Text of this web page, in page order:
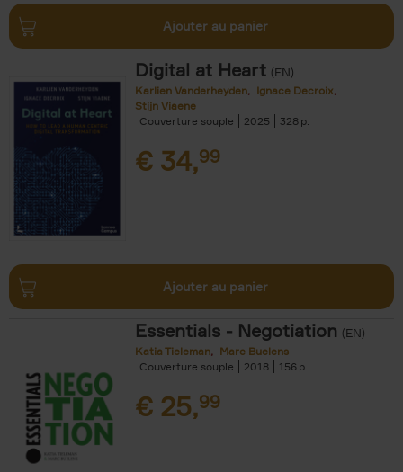
Ajouter au panier
Digital at Heart (EN)
Karlien Vanderheyden
Ignace Decroix
Stijn Viaene
Couverture souple
2025 328
€ 34,99
Ajouter au panier
Essentials - Negotiation (EN)
Katia Tieleman
Marc Buelens
Couverture souple
2018 156
€ 25,99